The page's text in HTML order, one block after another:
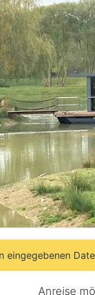
eingegebenen
Anreise